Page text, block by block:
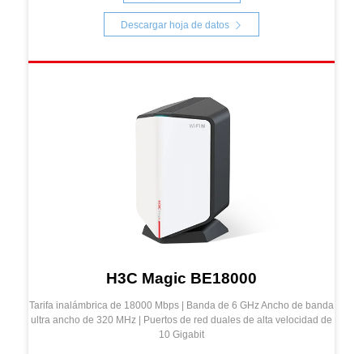
Descargar hoja de datos
H3C Magic BE18000
Tarifa inalámbrica de 18000 Mbps | Banda de 6 GHz Ancho de banda
ultra ancho de 320 MHz | Puertos de red duales de alta velocidad de
10 Gigabit